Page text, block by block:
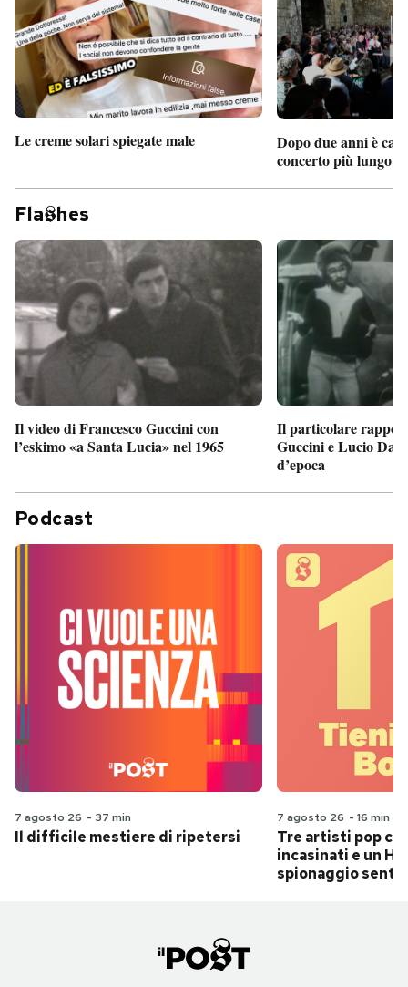
Le creme solari spiegate male
Dopo due anni è
concerto più lungo
Fla hes
Il video di Francesco Guccini con
l’eskimo «a Santa Lucia» nel 1965
Il particolare
Guccini e Lucio
d’epoca
Podcast
7 agosto 26 - 37 min
Il difficile mestiere di ripetersi
7 agosto 26 - 16 min
Tre artisti pop
incasinati e un
spionaggio